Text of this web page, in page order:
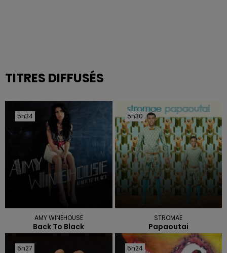
TITRES DIFFUSÉS
5h34
5h34
AMY WINEHOUSE
Back To Black
5h30
5h30
STROMAE
Papaoutai
5h27
5h27 5h24
5h24